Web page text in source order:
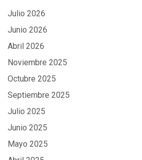
Julio 2026
Junio 2026
Abril 2026
Noviembre 2025
Octubre 2025
Septiembre 2025
Julio 2025
Junio 2025
Mayo 2025